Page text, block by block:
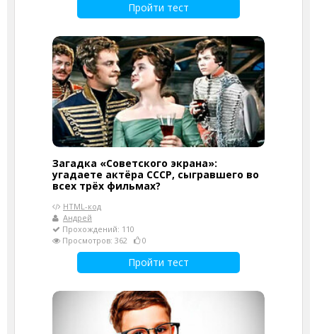
Пройти тест
Загадка «Советского экрана»:
угадаете актёра СССР, сыгравшего во
всех трёх фильмах?
HTML-код
Андрей
Прохождений: 110
Просмотров: 362
0
Пройти тест